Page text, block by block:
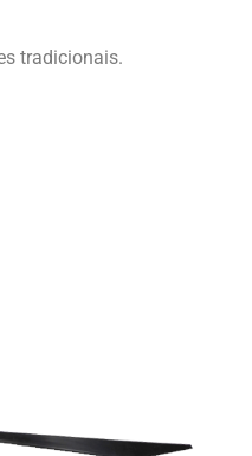
tradicionais.